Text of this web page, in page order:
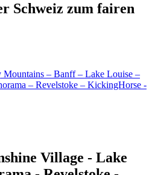
Schweiz zum fairen
Village - Lake